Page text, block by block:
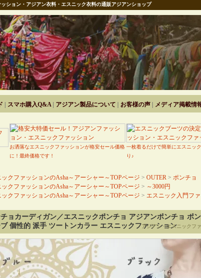
ション・アジアン衣料・エスニック衣料の通販アジアンショップ
スマホ購入Q&A| アジアン製品について お客様の声| メディア掲載情
お洒落なエスニックファッションが格安セール価格
に！最終価格です！
一枚着るだけで簡単にエスニッ
り♪
クファッションのAsha～アーシャー～TOPページ > OUTER> ポンチョ
クファッションのAsha～アーシャー～TOPページ > ～3000円
クファッションのAsha～アーシャー～TOPページ > エスニック入門フ
ョカーディガン／エスニックポンチョ アジアンポンチョ ポ
個性的 派手 ツートンカラー エスニックファッション
アジアン・エスニックフ